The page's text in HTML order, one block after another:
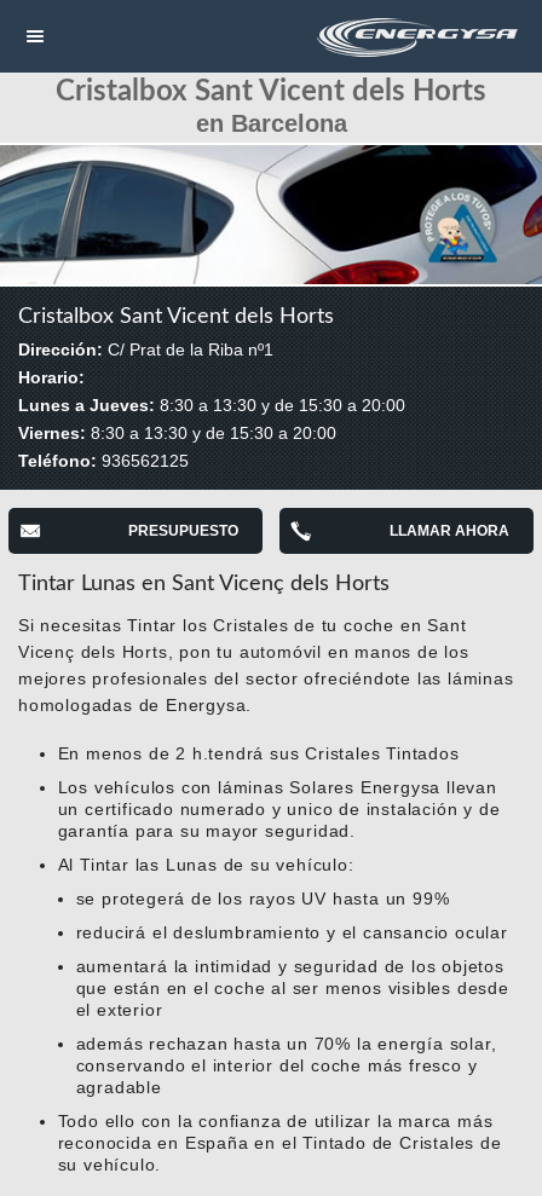
HOME
CONTACTAR
LLAMAR
Cristalbox Sant Vicent dels Horts
en Barcelona
Cristalbox Sant Vicent dels Horts
Dirección: C/ Prat de la Riba nº1
Horario:
Lunes a Jueves:8:30 a 13:30 y de 15:30 a 20:00
Viernes:8:30 a 13:30 y de 15:30 a 20:00
Teléfono:936562125
PRESUPUESTO LLAMAR AHORA
Tintar Lunas en Sant Vicenç dels Horts
Si necesitas Tintar los Cristales de tu coche en Sant
Vicenç dels Horts, pon tu automóvil en manos de los
mejores profesionales del sector ofreciéndote las láminas
homologadas de Energysa.
En menos de 2 h.tendrá sus Cristales Tintados
Los vehículos con láminas Solares Energysa llevan
un certificado numerado y unico de instalación y de
garantía para su mayor seguridad.
Al Tintar las Lunas de su vehículo:
se protegerá de los rayos UV hasta un 99%
reducirá el deslumbramiento y el cansancio ocular
aumentará la intimidad y seguridad de los objetos
que están en el coche al ser menos visibles desde
el exterior
además rechazan hasta un 70% la energía solar,
conservando el interior del coche más fresco y
agradable
Todo ello con la confianza de utilizar la marca más
reconocida en España en el Tintado de Cristales de
su vehículo.